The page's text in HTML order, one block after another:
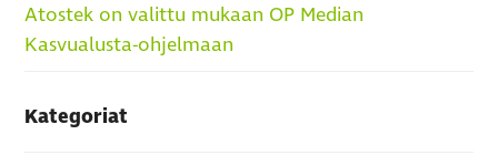
Atostek on valittu mukaan OP Median
Kasvualusta-ohjelmaan
Kategoriat